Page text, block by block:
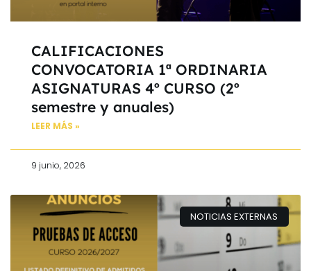
CALIFICACIONES
CONVOCATORIA 1ª ORDINARIA
ASIGNATURAS 4º CURSO (2º
semestre y anuales)
LEER MÁS »
9 junio, 2026
NOTICIAS EXTERNAS